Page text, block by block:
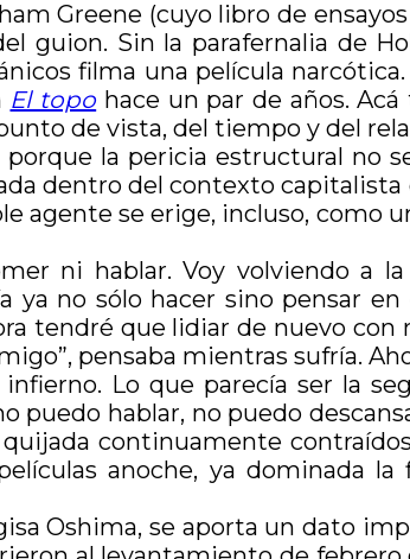
Greene (cuyo libro de ensayos
guion. Sin la parafernalia de
filma una película
El topohace un par de años.
de vista, del tiempo y del
la pericia estructural no
dentro del contexto
agente se erige, incluso, como
ni hablar. Voy volviendo a
no sólo hacer sino pensar
tendré que lidiar de nuevo
pensaba mientras sufría.
Lo que parecía ser la
puedo hablar, no puedo
continuamente
anoche, ya dominada
Oshima, se aporta un dato